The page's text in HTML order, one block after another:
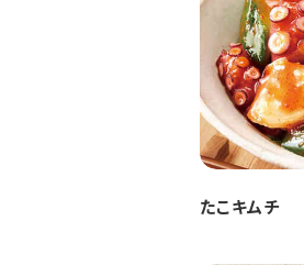
たこキムチ